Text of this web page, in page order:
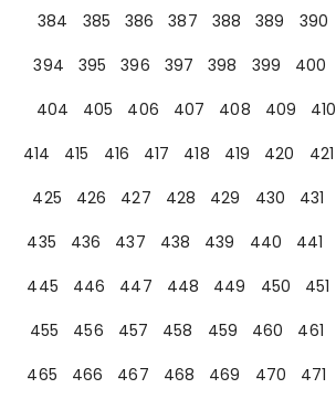
384
385 386 387 388 389 390
394
395 396 397 398 399 400
404
405 406 407 408 409 410
414
415 416 417 418 419 420 421
425
426 427 428 429 430 431
435
436 437 438 439 440 441
445
446 447 448 449 450 451
455
456 457 458 459 460 461
465
466 467 468 469 470 471